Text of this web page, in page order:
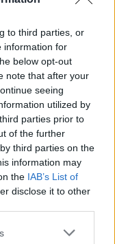
to third parties, or
information for
below opt-out
note that after your
seeing
utilized by
parties prior to
of the further
third parties on the
information may
the IAB’s List of
disclose it to other